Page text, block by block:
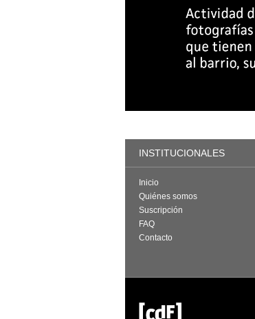
INSTITUCIONALES
Inicio
Quiénes somos
Suscripción
FAQ
Contacto